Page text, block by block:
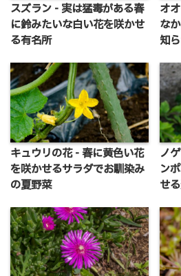
スズラン - 実は猛毒がある春
に鈴みたいな白い花を咲かせ
る有名所
オ
な
知
キュウリの花 - 春に黄色い花
を咲かせるサラダでお馴染み
の夏野菜
ノ
ン
せ